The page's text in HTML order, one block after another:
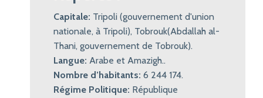
Capitale: Tripoli (gouvernement d'union
nationale, à Tripoli), Tobrouk(Abdallah al-
Thani, gouvernement de Tobrouk).
Langue: Arabe et Amazigh..
Nombre d’habitants: 6 244 174.
Régime Politique: République